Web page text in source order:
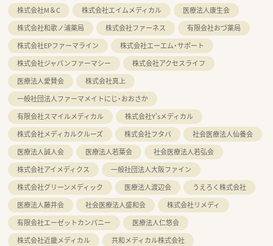
株式会社M＆C
株式会社エイムメディカル
医療法人康生会
株式会社和歌ノ浦薬局
株式会社ファーネス
有限会社おづ薬局
株式会社EPファーマライン
株式会社エーエム・サポート
株式会社ジャパンファーマシー
株式会社アクセスライフ
医療法人愛賛会
株式会社真上
一般社団法人ファーマメイトにじ・おおさか
有限会社スマイルメディカル
株式会社Y'sメディカル
株式会社メディカルクルーズ
株式会社フタバ
社会医療法人仙養会
医療法人誠人会
医療法人若葉会
社会医療法人若弘会
株式会社アイメディクス
一般社団法人大阪ファイン
株式会社グリーンメディック
医療法人渡辺会
うえろく株式会社
医療法人藤井会
社会医療法人盛和会
株式会社リメディ
有限会社エーゼットカンパニー
医療法人仁悠会
株式会社近畿メディカル
共和メディカル株式会社